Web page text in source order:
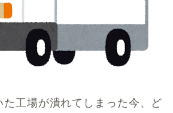
た工場が潰れてしまった今、ど